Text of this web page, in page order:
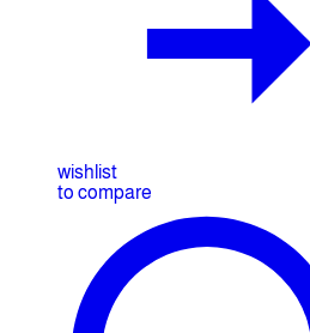
wishlist
to compare